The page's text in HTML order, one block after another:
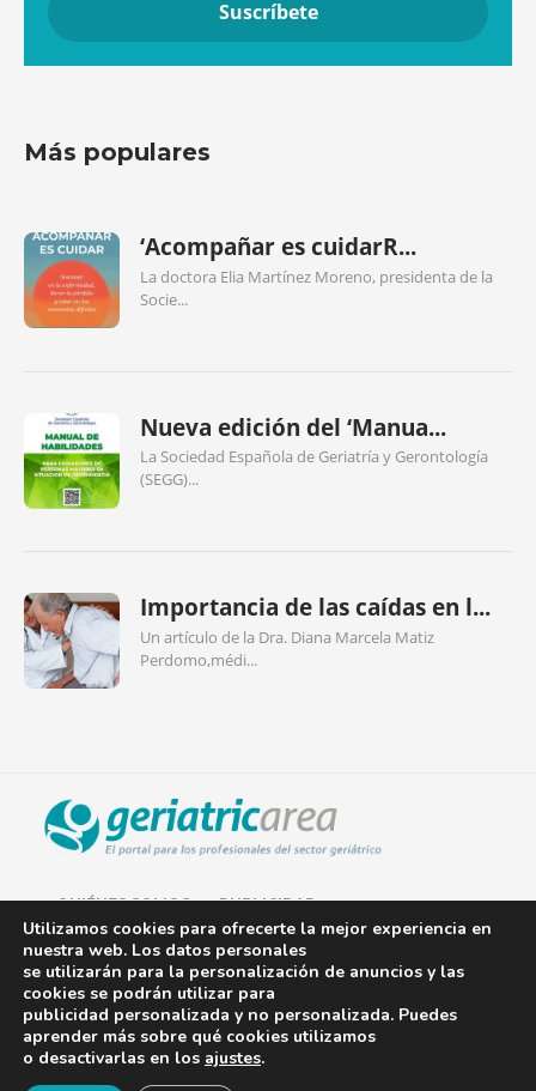
Más populares
‘Acompañar es cuidarR...
La doctora Elia Martínez Moreno, presidenta de la
Socie...
Nueva edición del ‘Manua...
La Sociedad Española de Geriatría y Gerontología
(SEGG)...
Importancia de las caídas en l...
Un artículo de la Dra. Diana Marcela Matiz
Perdomo,médi...
QUIÉNES SOMOS PUBLICIDAD
AVISO LEGAL
POLÍTICA DE COOKIES
POLÍTICA DE PRIVACIDAD
Utilizamos cookies para ofrecerte la mejor experiencia en
nuestra web. Los datos personales
se utilizarán para la personalización de anuncios y las
cookies se podrán utilizar para
publicidad personalizada y no personalizada. Puedes
aprender más sobre qué cookies utilizamos
o desactivarlas en los ajustes.